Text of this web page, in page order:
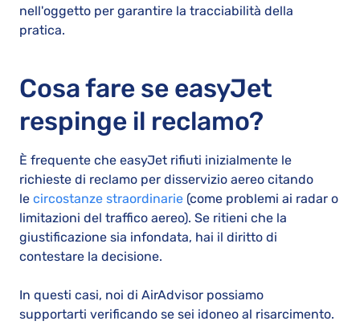
nell'oggetto per garantire la tracciabilità della
pratica.
Cosa fare se easyJet
respinge il reclamo?
È frequente che easyJet rifiuti inizialmente le
richieste di reclamo per disservizio aereo citando
le circostanze straordinarie (come problemi ai radar o
limitazioni del traffico aereo). Se ritieni che la
giustificazione sia infondata, hai il diritto di
contestare la decisione.
In questi casi, noi di AirAdvisor possiamo
supportarti verificando se sei idoneo al risarcimento.